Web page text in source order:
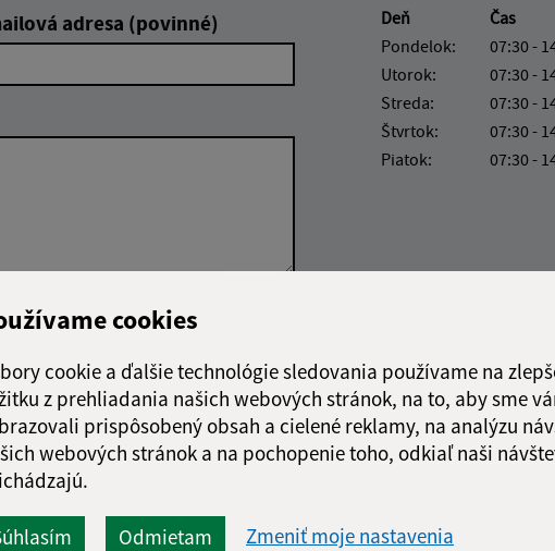
cookies
cookie a ďalšie technológie sledovania používame na
z prehliadania našich webových stránok, na to, aby sme
prispôsobený obsah a cielené reklamy, na analýzu
webových stránok a na pochopenie toho, odkiaľ naši
Odmietam Zmeniť moje nastavenia
adresa (povinné)
Google reCaptcha Response
Odoslať
Deň
Čas
Pondelok:
07:30 -
Utorok:
07:30 -
Streda:
07:30 -
Štvrtok:
07:30 -
Piatok:
07:30 -